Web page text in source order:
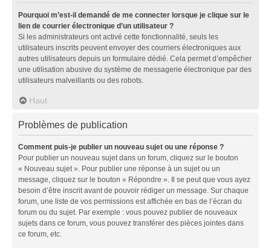
Pourquoi m’est-il demandé de me connecter lorsque je clique sur le
lien de courrier électronique d’un utilisateur ?
Si les administrateurs ont activé cette fonctionnalité, seuls les
utilisateurs inscrits peuvent envoyer des courriers électroniques aux
autres utilisateurs depuis un formulaire dédié. Cela permet d’empêcher
une utilisation abusive du système de messagerie électronique par des
utilisateurs malveillants ou des robots.
Haut
Problèmes de publication
Comment puis-je publier un nouveau sujet ou une réponse ?
Pour publier un nouveau sujet dans un forum, cliquez sur le bouton
« Nouveau sujet ». Pour publier une réponse à un sujet ou un
message, cliquez sur le bouton « Répondre ». Il se peut que vous ayez
besoin d’être inscrit avant de pouvoir rédiger un message. Sur chaque
forum, une liste de vos permissions est affichée en bas de l’écran du
forum ou du sujet. Par exemple : vous pouvez publier de nouveaux
sujets dans ce forum, vous pouvez transférer des pièces jointes dans
ce forum, etc.